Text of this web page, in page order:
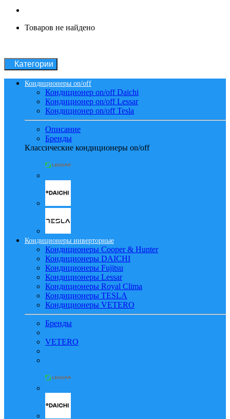
Товаров не найдено
Категории
Кондиционеры on/off
Кондиционер on/off Daichi
Кондиционер on/off Lessar
Кондиционер on/off Tesla
Описание
Бренды
Классические кондиционеры on/off
Кондиционеры инверторные
Кондиционеры Cooper & Hunter
Кондиционеры DAICHI
Кондиционеры Fujitsu
Кондиционеры Lessar
Кондиционеры Royal Clima
Кондиционеры TESLA
Кондиционеры VETERO
Бренды
VETERO